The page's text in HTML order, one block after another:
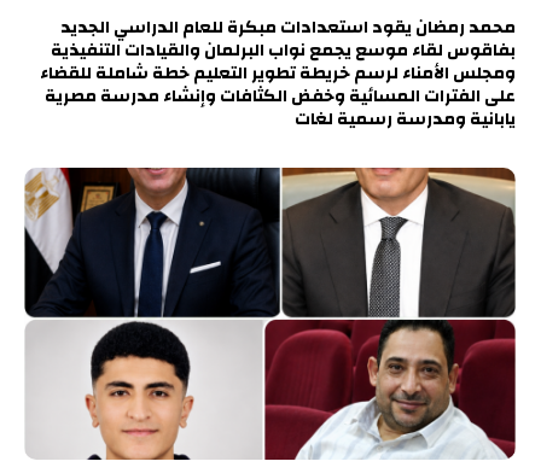
محمد رمضان يقود استعدادات مبكرة للعام الدراسي الجديد
بفاقوس لقاء موسع يجمع نواب البرلمان والقيادات التنفيذية
ومجلس الأمناء لرسم خريطة تطوير التعليم خطة شاملة للقضاء
على الفترات المسائية وخفض الكثافات وإنشاء مدرسة مصرية
يابانية ومدرسة رسمية لغات